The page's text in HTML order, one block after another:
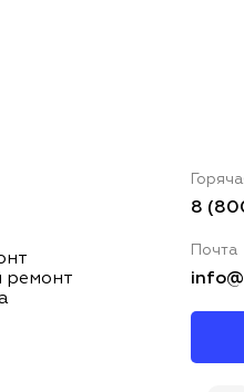
ремонт
8
Почта